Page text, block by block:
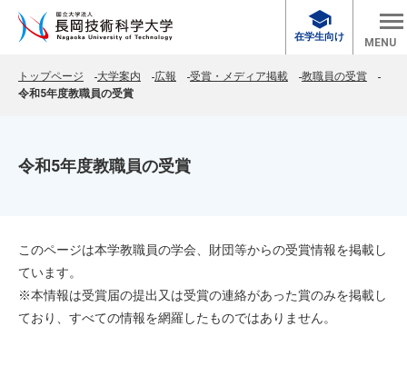
school
在学生向け MENU
トップページ 大学案内 広報 受賞・メディア掲載
教職員の受賞
令和5年度教職員の受賞
令和5年度教職員の受賞
このページは本学教職員の学会、財団等からの受賞情報を掲載し
ています。
※本情報は受賞届の提出又は受賞の連絡があった賞のみを掲載し
ており、すべての情報を網羅したものではありません。